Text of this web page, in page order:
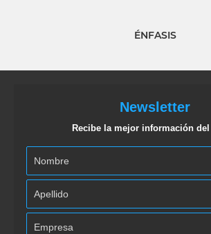
ÉNFASIS
Newsletter
Recibe la mejor información